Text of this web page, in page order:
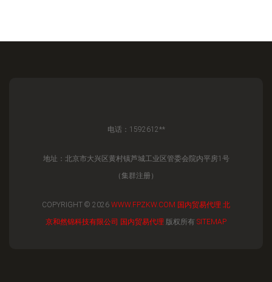
电话：1592612**
地址：北京市大兴区黄村镇芦城工业区管委会院内平房1号
（集群注册）
COPYRIGHT © 2026 WWW.FPZKW.COM 国内贸易代理 北
京和然锦科技有限公司 国内贸易代理 版权所有 SITEMAP